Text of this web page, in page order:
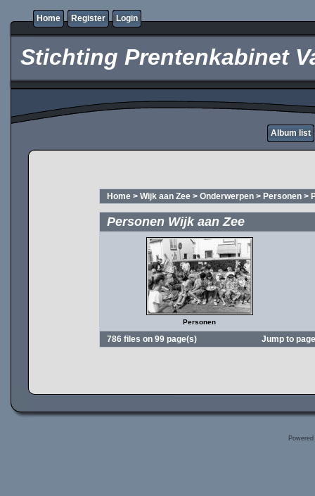
Home Register Login
Stichting Prentenkabinet
Album list
Home > Wijk aan Zee > Onderwerpen > Personen >
Personen Wijk aan Zee
Personen
786 files on 99 page(s) Jump to